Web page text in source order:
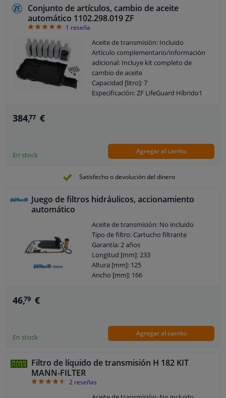
especial: A89
Conjunto de artículos, cambio de aceite
automático 1102.298.019 ZF
51 reseña
Aceite de transmisión: Incluido
Artículo complementario/información
adicional: Incluye kit completo de
cambio de aceite
Capacidad [litro]: 7
Especificación: ZF LifeGuard Híbrido1
384,77 €
En stock Agregar al carrito
Satisfecho o devolución del dinero
Juego de filtros hidráulicos, accionamiento
automático
Aceite de transmisión: No incluido
Tipo de filtro: Cartucho filtrante
Garantía: 2 años
Longitud [mm]: 233
Altura [mm]: 125
Ancho [mm]: 166
46,79 €
En stock Agregar al carrito
Filtro de líquido de transmisión H 182 KIT
MANN-FILTER
4.5
2reseñas